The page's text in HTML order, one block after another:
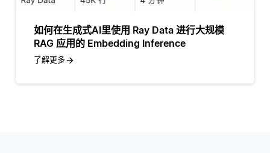
如何在生成式AI里使用 Ray Data 进行大规模
RAG 应用的 Embedding Inference
了解更多